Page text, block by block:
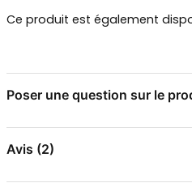
Ce produit est également
Poser une question sur le
Posez-nous une question
Avis (2)